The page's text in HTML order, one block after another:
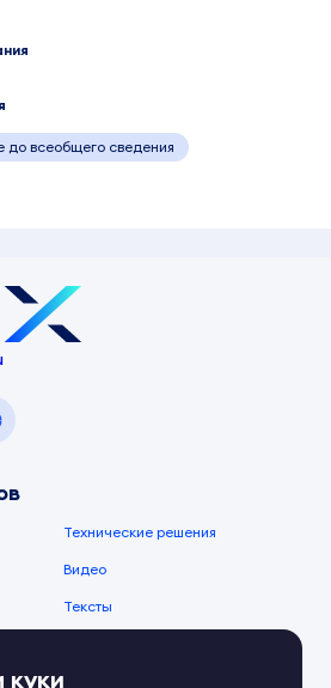
до всеобщего сведения
Технические решения
Видео
Тексты
куки